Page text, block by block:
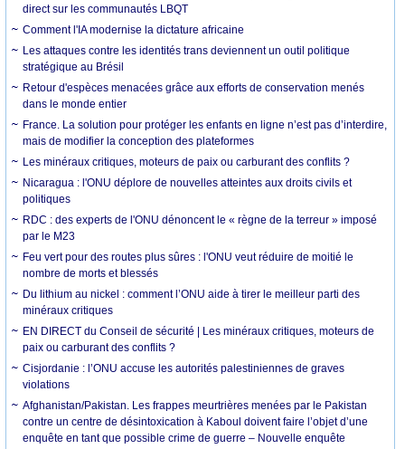
direct sur les communautés LBQT
Comment l'IA modernise la dictature africaine
Les attaques contre les identités trans deviennent un outil politique
stratégique au Brésil
Retour d'espèces menacées grâce aux efforts de conservation menés
dans le monde entier
France. La solution pour protéger les enfants en ligne n’est pas d’interdire,
mais de modifier la conception des plateformes
Les minéraux critiques, moteurs de paix ou carburant des conflits ?
Nicaragua : l'ONU déplore de nouvelles atteintes aux droits civils et
politiques
RDC : des experts de l'ONU dénoncent le « règne de la terreur » imposé
par le M23
Feu vert pour des routes plus sûres : l'ONU veut réduire de moitié le
nombre de morts et blessés
Du lithium au nickel : comment l’ONU aide à tirer le meilleur parti des
minéraux critiques
EN DIRECT du Conseil de sécurité | Les minéraux critiques, moteurs de
paix ou carburant des conflits ?
Cisjordanie : l’ONU accuse les autorités palestiniennes de graves
violations
Afghanistan/Pakistan. Les frappes meurtrières menées par le Pakistan
contre un centre de désintoxication à Kaboul doivent faire l’objet d’une
enquête en tant que possible crime de guerre – Nouvelle enquête